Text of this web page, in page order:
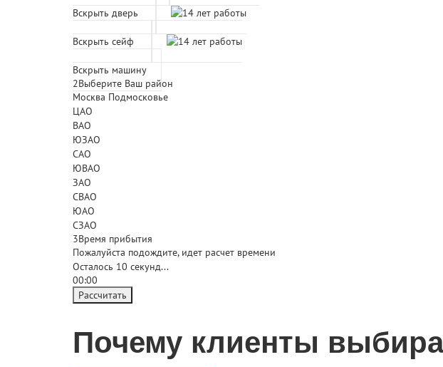
Вскрыть дверь
Вскрыть сейф
Вскрыть машину
2Выберите Ваш район
Москва Подмосковье
ЦАО
ВАО
ЮЗАО
САО
ЮВАО
ЗАО
СВАО
ЮАО
СЗАО
3Время прибытия
Пожалуйста подождите, идет расчет времени
Осталось 10 секунд...
00:00
Рассчитать
Почему клиенты